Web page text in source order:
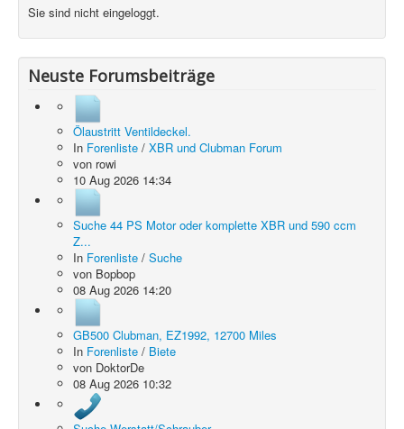
Sie sind nicht eingeloggt.
Neuste Forumsbeiträge
Ölaustritt Ventildeckel.
In Forenliste / XBR und Clubman Forum
von rowi
10 Aug 2026 14:34
Suche 44 PS Motor oder komplette XBR und 590 ccm
Z...
In Forenliste / Suche
von Bopbop
08 Aug 2026 14:20
GB500 Clubman, EZ1992, 12700 Miles
In Forenliste / Biete
von DoktorDe
08 Aug 2026 10:32